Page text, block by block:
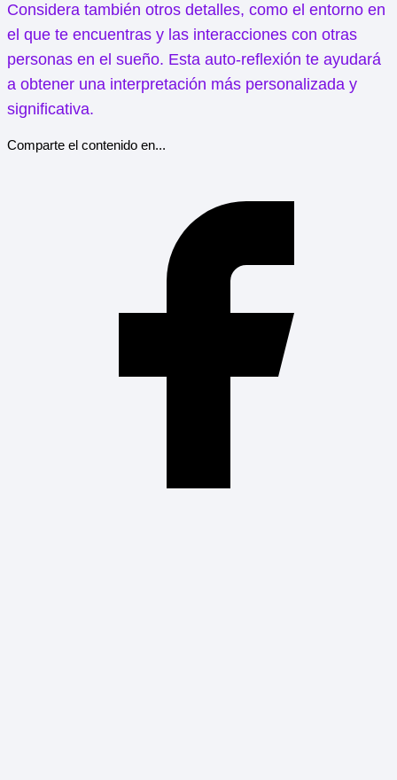
Considera también otros detalles, como el entorno en
el que te encuentras y las interacciones con otras
personas en el sueño. Esta auto-reflexión te ayudará
a obtener una interpretación más personalizada y
significativa.
Comparte el contenido en...